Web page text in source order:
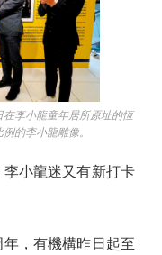
李小龍童年居所原址的恆
的李小龍雕像。
小龍迷又有新打卡
，有機構昨日起至